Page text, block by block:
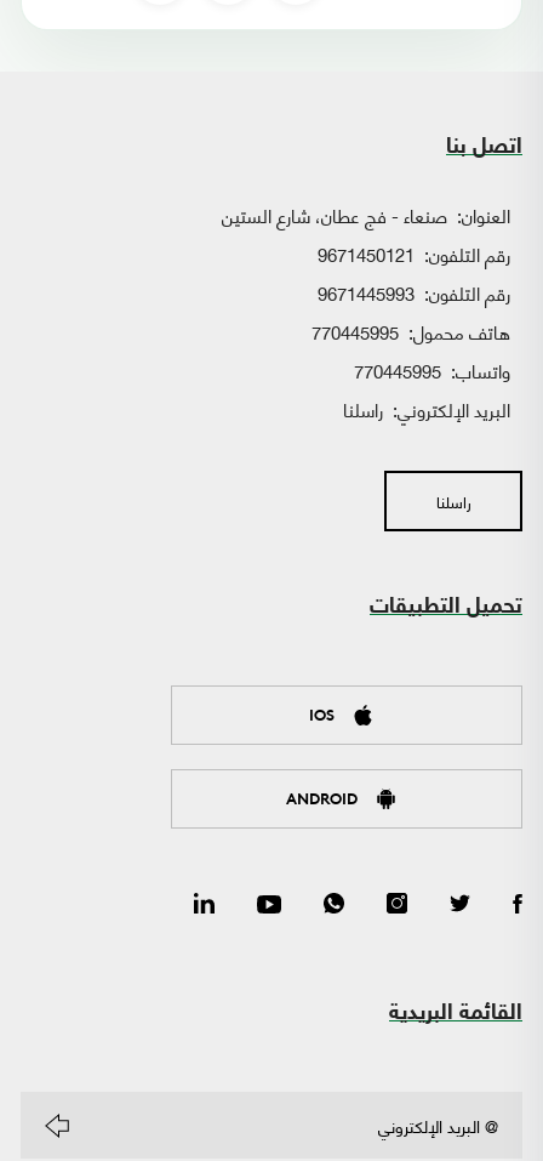
اتصل بنا
العنوان: صنعاء - فج عطان، شارع الستين
رقم التلفون: 9671450121
رقم التلفون: 9671445993
هاتف محمول: 770445995
واتساب:
البريد الإلكتروني: راسلنا
راسلنا
تحميل التطبيقات
IOS
ANDROID
القائمة البريدية